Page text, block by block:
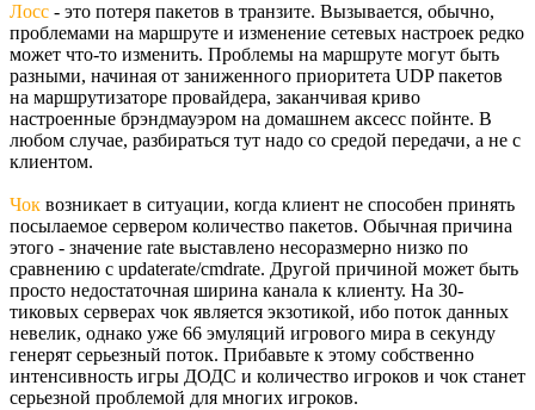
Лосс - это потеря пакетов в транзите. Вызывается, обычно,
проблемами на маршруте и изменение сетевых настроек редко
может что-то изменить. Проблемы на маршруте могут быть
разными, начиная от заниженного приоритета UDP пакетов
на маршрутизаторе провайдера, заканчивая криво
настроенные брэндмауэром на домашнем аксесс пойнте. В
любом случае, разбираться тут надо со средой передачи, а не с
клиентом.
Чок возникает в ситуации, когда клиент не способен принять
посылаемое сервером количество пакетов. Обычная причина
этого - значение rate выставлено несоразмерно низко по
сравнению с updaterate/cmdrate. Другой причиной может быть
просто недостаточная ширина канала к клиенту. На 30-
тиковых серверах чок является экзотикой, ибо поток данных
невелик, однако уже 66 эмуляций игрового мира в секунду
генерят серьезный поток. Прибавьте к этому собственно
интенсивность игры ДОДС и количество игроков и чок станет
серьезной проблемой для многих игроков.